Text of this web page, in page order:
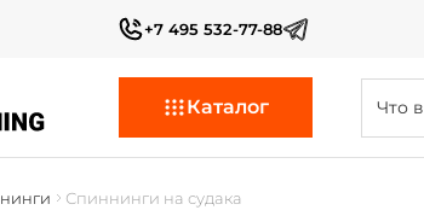
+7 495 532-77-88
Каталог
Спиннинги на судака